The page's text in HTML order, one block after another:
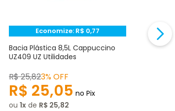
Economize: R$ 0,77
Bacia Plástica 8,5L Cappuccino
UZ409 UZ Utilidades
R$25,823% OFF
R$ 25,05 no Pix
ou 1 de R$ 25,82